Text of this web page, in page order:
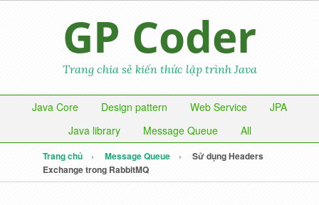
GP Coder
Trang chia sẻ kiến thức lập trình Java
Java Core Design pattern Web Service
JPA
Java library
Message Queue All
Trang chủ Message Queue
Sử dụng Headers
Exchange trong RabbitMQ